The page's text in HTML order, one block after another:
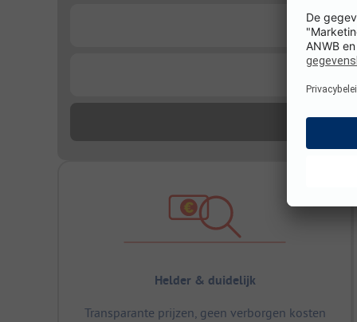
Helder & duidelijk
Transparante prijzen, geen verborgen kosten